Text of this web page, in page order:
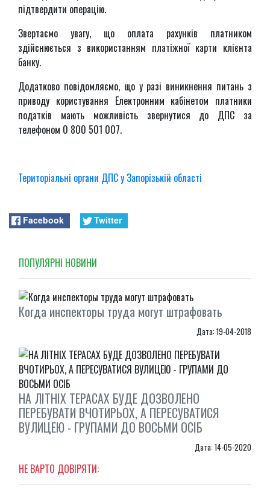
підтвердити операцію.
Звертаємо увагу, що оплата рахунків платником
здійснюється з використанням платіжної карти клієнта
банку.
Додатково повідомляємо, що у разі виникнення питань з
приводу користування Електронним кабінетом платники
податків мають можливість звернутися до ДПС за
телефоном 0 800 501 007.
Територіальні органи ДПС у Запорізькій області
Facebook Twitter
ПОПУЛЯРНI НОВИНИ
Когда инспекторы труда могут штрафовать
Дата: 19-04-2018
НА ЛІТНІХ ТЕРАСАХ БУДЕ ДОЗВОЛЕНО
ПЕРЕБУВАТИ ВЧОТИРЬОХ, А ПЕРЕСУВАТИСЯ
ВУЛИЦЕЮ - ГРУПАМИ ДО ВОСЬМИ ОСІБ
Дата: 14-05-2020
НЕ ВАРТО ДОВІРЯТИ: